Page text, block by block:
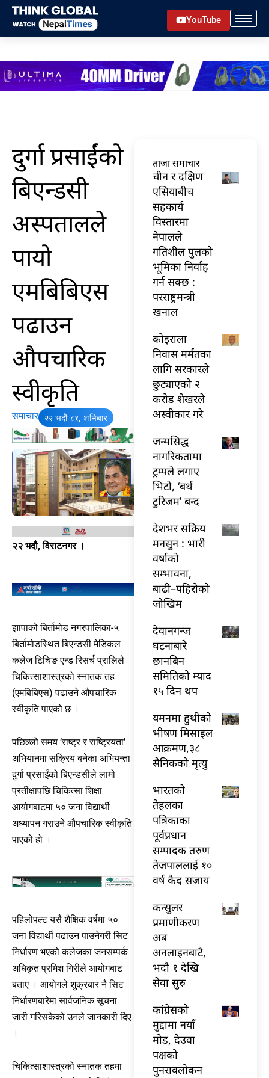
Skip
content
YouTube
दुर्गा प्रसाईंको
बिएन्डसी
अस्पतालले
पायो
एमबिबिएस
पढाउन
औपचारिक
स्वीकृति
समाचार २२ भदौ ८१, शनिबार
२२ भदौ, विराटनगर ।
झापाको बिर्तामोड नगरपालिका-५
बिर्तामोडस्थित बिएन्डसी मेडिकल
कलेज टिचिङ एन्ड रिसर्च प्रालिले
चिकित्साशास्त्रको स्नातक तह
(एमबिबिएस) पढाउने औपचारिक
स्वीकृति पाएको छ ।
पछिल्लो समय ‘राष्ट्र र राष्ट्रियता’
अभियानमा सक्रिय बनेका अभियन्ता
दुर्गा प्रसाईंको बिएन्डसीले लामो
प्रतीक्षापछि चिकित्सा शिक्षा
आयोगबाटमा ५० जना विद्यार्थी
अध्यापन गराउने औपचारिक स्वीकृति
पाएको हो ।
पहिलोपल्ट यसै शैक्षिक वर्षमा ५०
जना विद्यार्थी पढाउन पाउनेगरी सिट
निर्धारण भएको कलेजका जनसम्पर्क
अधिकृत प्रमिश गिरीले आयोगबाट
बताए । आयोगले शुक्रबार नै सिट
निर्धारणबारेमा सार्वजनिक सूचना
जारी गरिसकेको उनले जानकारी दिए
।
चिकित्साशास्त्रको स्नातक तहमा
ताजा समाचार
चीन र दक्षिण
एसियाबीच
सहकार्य
विस्तारमा
नेपालले
गतिशील पुलको
भूमिका निर्वाह
गर्न सक्छ :
परराष्ट्रमन्त्री
खनाल
कोइराला
निवास मर्मतका
लागि सरकारले
छुट्याएको २
करोड शेखरले
अस्वीकार गरे
जन्मसिद्ध
नागरिकतामा
ट्रम्पले लगाए
भिटो, ‘बर्थ
टुरिजम’ बन्द
देशभर सक्रिय
मनसुन : भारी
वर्षाको
सम्भावना,
बाढी–पहिरोको
जोखिम
देवानगन्ज
घटनाबारे
छानबिन
समितिको म्याद
१५ दिन थप
यमनमा हुथीको
भीषण मिसाइल
आक्रमण,३८
सैनिकको मृत्यु
भारतकाे
तेहलका
पत्रिकाका
पूर्वप्रधान
सम्पादक तरुण
तेजपाललाई १०
वर्ष कैद सजाय
कन्सुलर
प्रमाणीकरण
अब
अनलाइनबाटै,
भदौ १ देखि
सेवा सुरु
कांग्रेसको
मुद्दामा नयाँ
मोड, देउवा
पक्षको
पुनरावलोकन